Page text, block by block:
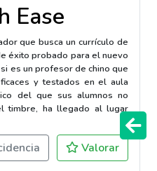
Ease
que busca un currículo de
éxito probado para el nuevo
es un profesor de chino que
y testados en el aula
del que sus alumnos no
timbre, ha llegado al lugar
Valorar